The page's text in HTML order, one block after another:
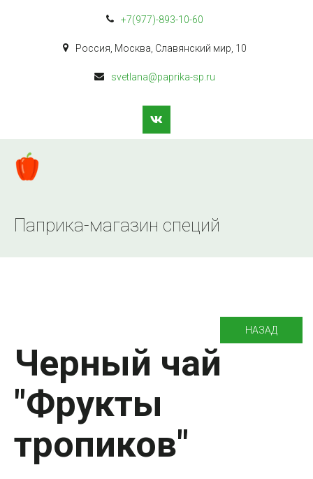
+7(977)-893-10-60
Россия Москва Славянский мир 10
svetlana@paprika-sp.ru
Паприка-магазин специй
НАЗАД
Черный чай
"Фрукты
тропиков"